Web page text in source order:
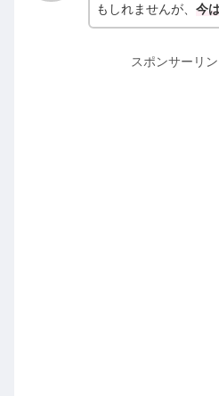
もしれませんが、今
スポンサーリ